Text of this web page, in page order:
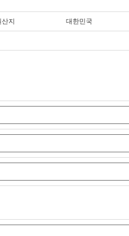
산지 대한민국